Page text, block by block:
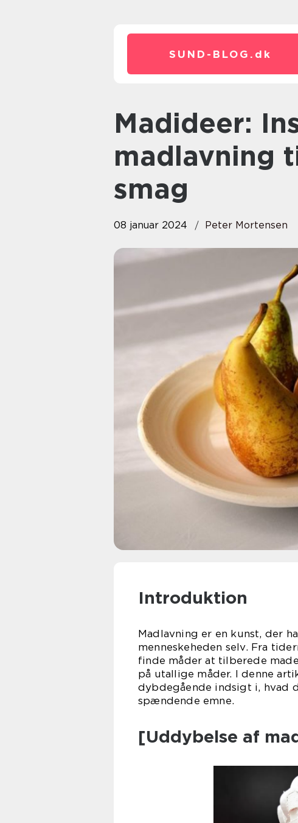
SUND-BLOG. dk
Madideer: Inspiration til
madlavning
smag
08 januar 2024 Peter Mortensen
Introduktion
Madlavning er en kunst, der
menneskeheden selv. Fra
finde måder at tilberede
på utallige måder. I denne
dybdegående indsigt i, hvad
spændende emne.
[Uddybelse af